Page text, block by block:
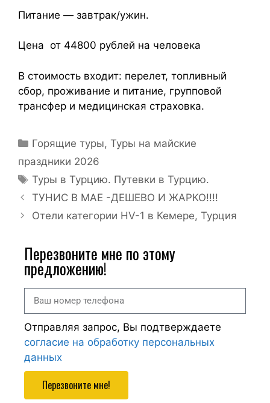
Питание — завтрак/ужин.
Цена от 44800 рублей на человека
В стоимость входит: перелет, топливный
сбор, проживание и питание, групповой
трансфер и медицинская страховка.
Горящие туры,Туры на майские
праздники 2026
Туры в Турцию. Путевки в Турцию.
ТУНИС В МАЕ -ДЕШЕВО И ЖАРКО!!!!
Отели категории HV-1 в Кемере, Турция
Перезвоните мне по этому
предложению!
Отправляя запрос, Вы подтверждаете
согласие на обработку персональных
данных
Перезвоните мне!